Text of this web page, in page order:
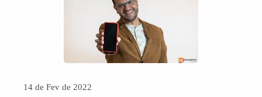
14 de Fev de 2022